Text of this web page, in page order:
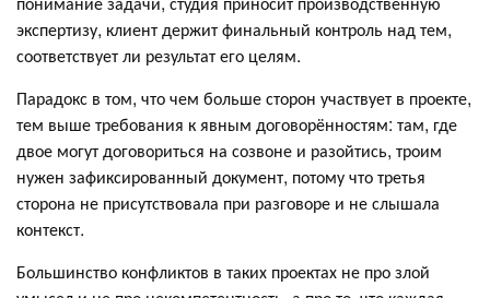
экспертизу, клиент держит финальный контроль над тем,
соответствует ли результат его целям.
Парадокс в том, что чем больше сторон участвует в проекте,
тем выше требования к явным договорённостям: там, где
двое могут договориться на созвоне и разойтись, троим
нужен зафиксированный документ, потому что третья
сторона не присутствовала при разговоре и не слышала
контекст.
Большинство конфликтов в таких проектах не про злой